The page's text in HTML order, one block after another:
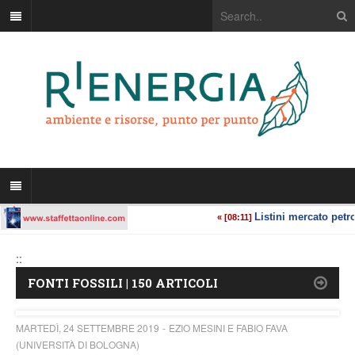
::
FONTI FOSSILI | 150 ARTICOLI
MARTEDÌ, 24 SETTEMBRE 2019
EZIO MESINI E FABIO FAVA
(UNIVERSITÀ DI BOLOGNA)